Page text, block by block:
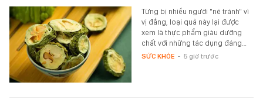
Từng bị nhiều người "né tránh" vì
vị đắng, loại quả này lại được
xem là thực phẩm giàu dưỡng
chất với những tác dụng đáng…
SỨC KHỎE - 5 giờ trước